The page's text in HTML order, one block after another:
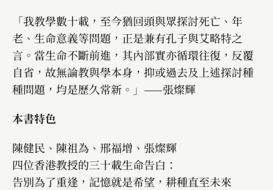
「我教學數十載，至今猶回頭與眾探討死亡、年
老、生命意義等問題，正是兼有孔子與艾略特之
言。當生命不斷前進，其內部實亦循環往復，反覆
自省，故無論教與學本身，抑或過去及上述探討種
種問題，均是歷久常新。」——張燦輝
本書特色
陳健民、陳祖為、邢福增、張燦輝
四位香港教授的三十載生命告白：
告別為了重逢，記憶就是希望，耕種直至未來